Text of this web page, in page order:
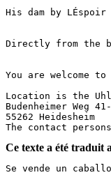
His dam by
Directly from the
You are welcome
Location is the
Budenheimer Weg
55262 Heidesheim
The contact
Ce texte a été traduit
Se vende un